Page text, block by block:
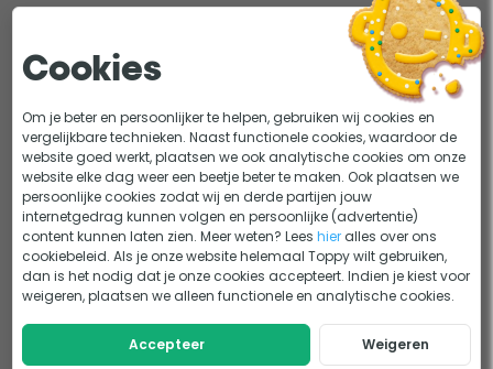
Het is even een investering maar dit is wel echt een topkwaliteit
Meer
Geen standaard koppelband voor 2 slaapmatten
Prima mat
28-05-2023Geschreven door Erik Soer
Comfortabel, ook voor zware mensen
Te groot om mee te trekken
Cookies
Om je beter en persoonlijker te helpen, gebruiken wij cookies en
vergelijkbare technieken. Naast functionele cookies, waardoor de
website goed werkt, plaatsen we ook analytische cookies om onze
website elke dag weer een beetje beter te maken. Ook plaatsen we
persoonlijke cookies zodat wij en derde partijen jouw
internetgedrag kunnen volgen en persoonlijke (advertentie)
content kunnen laten zien. Meer weten? Leeshier alles over ons
cookiebeleid. Als je onze website helemaal Toppy wilt gebruiken,
dan is het nodig dat je onze cookies accepteert. Indien je kiest voor
weigeren, plaatsen we alleen functionele en analytische cookies.
Accepteer Weigeren